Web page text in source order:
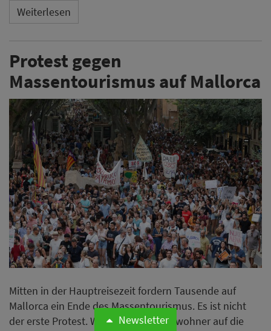
Weiterlesen
Protest gegen
Massentourismus auf Mallorca
Mitten in der Hauptreisezeit fordern Tausende auf
Mallorca ein Ende des Massentourismus. Es ist nicht
der erste Protest. Warum die Inselbewohner auf die
Newsletter